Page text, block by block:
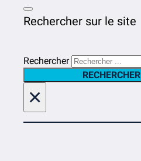
Rechercher sur le site
Rechercher
RECHERCHER
×